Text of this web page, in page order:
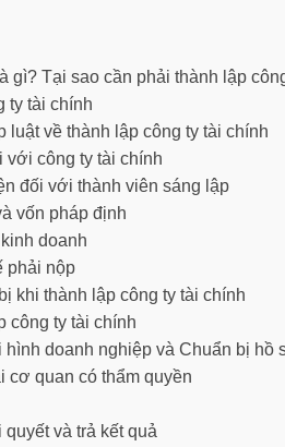
gì? Tại sao cần phải thành lập
ty tài chính
luật về thành lập công ty tài chính
với công ty tài chính
đối với thành viên sáng lập
vốn pháp định
doanh
phải nộp
khi thành lập công ty tài chính
công ty tài chính
hình doanh nghiệp và Chuẩn bị hồ
cơ quan có thẩm quyền
quyết và trả kết quả